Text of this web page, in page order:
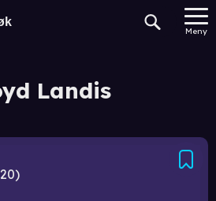
Meny
Landis